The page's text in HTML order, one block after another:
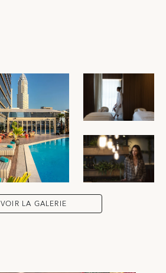
VOIR LA GALERIE